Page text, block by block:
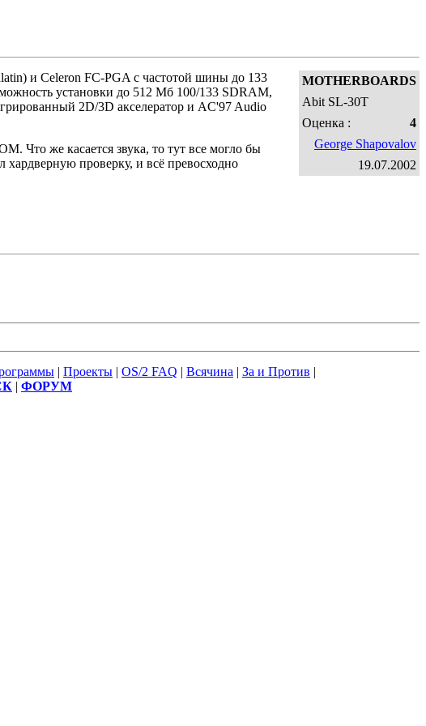
MOTHERBOARDS
Abit SL-30T
Оценка :
4
George Shapovalov
19.07.2002
и Celeron FC-PGA с частотой шины до 133
установки до 512 Мб 100/133 SDRAM,
2D/3D акселератор и AC'97 Audio
Что же касается звука, то тут все могло бы
хардверную проверку, и всё превосходно
| Проекты | OS/2 FAQ | Всячина | За и Против |
| ФОРУМ